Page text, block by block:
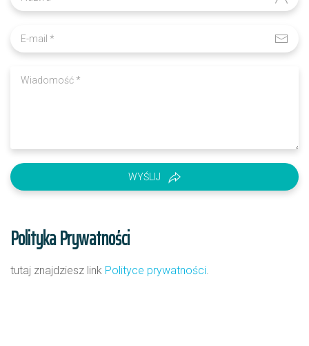
WYŚLIJ
Polityka Prywatności
tutaj znajdziesz link Polityce prywatności.